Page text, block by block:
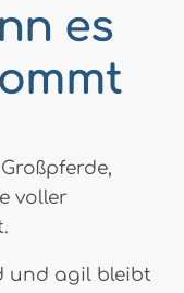
es
voller
und agil bleibt